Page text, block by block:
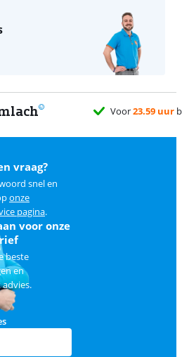
vraag?
snel en
onze
pagina.
voor onze
beste
en